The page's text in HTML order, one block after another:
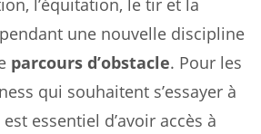
l’équitation, le tir et la
une nouvelle discipline
parcours d’obstacle. Pour les
qui souhaitent s’essayer à
essentiel d’avoir accès à